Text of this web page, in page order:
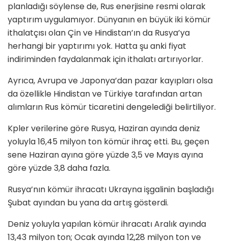
planladığı söylense de, Rus enerjisine resmi olarak
yaptırım uygulamıyor. Dünyanın en büyük iki kömür
ithalatçısı olan Çin ve Hindistan’ın da Rusya’ya
herhangi bir yaptırımı yok. Hatta şu anki fiyat
indiriminden faydalanmak için ithalatı artırıyorlar.
Ayrıca, Avrupa ve Japonya’dan pazar kayıpları olsa
da özellikle Hindistan ve Türkiye tarafından artan
alımların Rus kömür ticaretini dengelediği belirtiliyor.
Kpler verilerine göre Rusya, Haziran ayında deniz
yoluyla 16,45 milyon ton kömür ihraç etti. Bu, geçen
sene Haziran ayına göre yüzde 3,5 ve Mayıs ayına
göre yüzde 3,8 daha fazla.
Rusya’nın kömür ihracatı Ukrayna işgalinin başladığı
Şubat ayından bu yana da artış gösterdi.
Deniz yoluyla yapılan kömür ihracatı Aralık ayında
13,43 milyon ton; Ocak ayında 12,28 milyon ton ve